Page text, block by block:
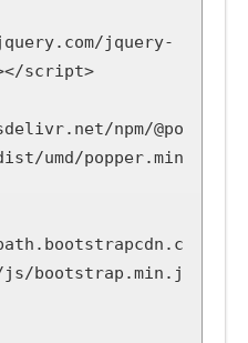
jquery-
script>
npm/@po
umd/popper.min
js/bootstrap.min.j